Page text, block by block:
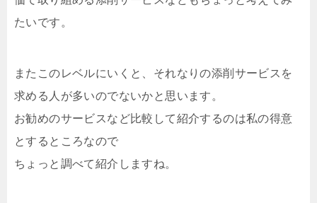
たいです。
またこのレベルにいくと、それなりの添削サービスを
求める人が多いのでないかと思います。
お勧めのサービスなど比較して紹介するのは私の得意
とするところなので
ちょっと調べて紹介しますね。